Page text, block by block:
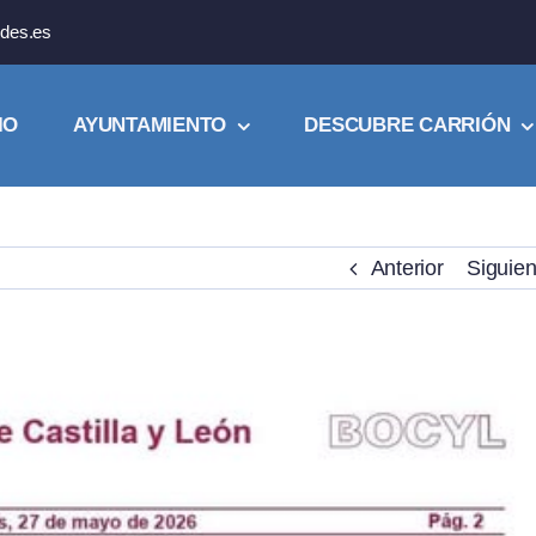
AYUNTAMIENTO DESCUBRE CARRIÓN
Anterior